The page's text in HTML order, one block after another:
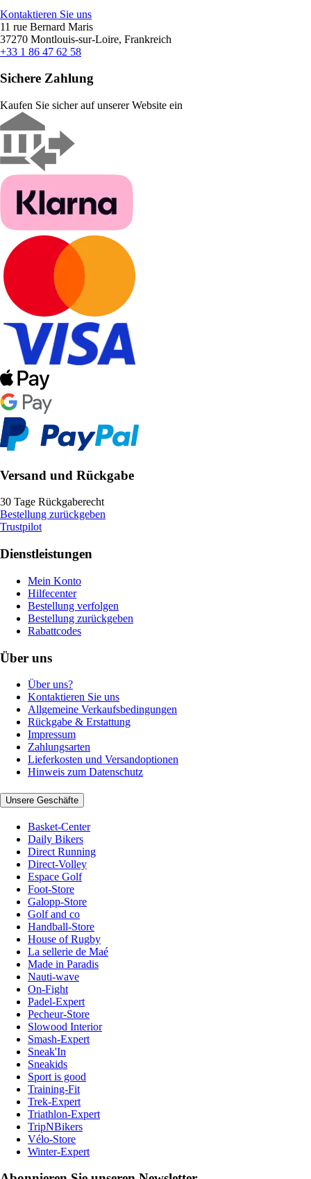
Kontaktieren Sie uns
11 rue Bernard Maris
37270 Montlouis-sur-Loire, Frankreich
+33 1 86 47 62 58
Sichere Zahlung
Kaufen Sie sicher auf unserer Website ein
Versand und Rückgabe
30 Tage Rückgaberecht
Bestellung zurückgeben
Trustpilot
Dienstleistungen
Mein Konto
Hilfecenter
Bestellung verfolgen
Bestellung zurückgeben
Rabattcodes
Über uns
Über uns?
Kontaktieren Sie uns
Allgemeine Verkaufsbedingungen
Rückgabe & Erstattung
Impressum
Zahlungsarten
Lieferkosten und Versandoptionen
Hinweis zum Datenschutz
Unsere Geschäfte
Basket-Center
Daily Bikers
Direct Running
Direct-Volley
Espace Golf
Foot-Store
Galopp-Store
Golf and co
Handball-Store
House of Rugby
La sellerie de Maé
Made in Paradis
Nauti-wave
On-Fight
Padel-Expert
Pecheur-Store
Slowood Interior
Smash-Expert
Sneak'In
Sneakids
Sport is good
Training-Fit
Trek-Expert
Triathlon-Expert
TripNBikers
Vélo-Store
Winter-Expert